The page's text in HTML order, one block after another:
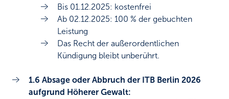
Bis 01.12.2025: kostenfrei
Ab 02.12.2025: 100 % der gebuchten
Leistung
Das Recht der außerordentlichen
Kündigung bleibt unberührt.
1.6 Absage oder Abbruch der ITB Berlin 2026
aufgrund Höherer Gewalt: